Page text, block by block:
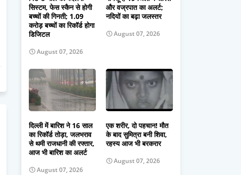
सिस्टम, फेस स्कैन से होगी
बच्चों की गिनती; 1.09
करोड़ बच्चों का रिकॉर्ड होगा
डिजिटल
August 07, 2026
और वज्रपात का अलर्ट;
नदियों का बढ़ा जलस्तर
August 07, 2026
दिल्ली में बारिश ने 16 साल
का रिकॉर्ड तोड़ा, जलभराव
से थमी राजधानी की रफ्तार,
आज भी बारिश का अलर्ट
August 07, 2026
एक शरीर, दो पहचान! मौत
के बाद सुमित्रा बनी शिवा,
रहस्य आज भी बरकरार
August 07, 2026